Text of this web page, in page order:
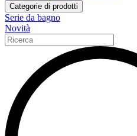
Categorie di prodotti
Serie da bagno
Novità